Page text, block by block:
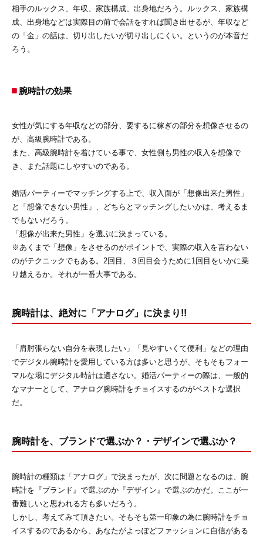
相手のルックス、年収、家族構成、出身地だろう。ルックス、家族構
成、出身地などは実際目の前で会話をすれば聞き出せるが、年収など
の「金」の話は、切り出したいが切り出しにくい。というのが本音だ
ろう。
腕時計の効果
女性が気にする年収などの部分、要するに稼ぎの部分を想像させるの
が、高級腕時計である。
また、高級腕時計を着けている事で、女性側も男性の収入を想像で
き、また話題にしやすいのである。
婚活パーティーでマッチングする上で、収入面が「想像出来た男性」
と「想像できない男性」、どちらとマッチングしたいかは、考えるま
でもないだろう。
「想像が出来た男性」を選ぶに決まっている。
※あくまで「想像」をさせるのがポイントで、実際の収入を言わない
のがテクニックでもある。2回目、３回目会うために1回目をいかに乗
り越えるか。それが一番大事である。
腕時計は、絶対に「アナログ」に決まり!!
「肩肘張らない自分を表現したい」「見やすいくて便利」などの理由
でデジタル腕時計を愛用している方は多いと思うが、そもそもフォー
マルな場にデジタル時計は適さない。婚活パーティーの際は、一般的
なマナーとして、アナログ腕時計をチョイスするのがベストな選択
だ。
腕時計を、ブランドで選ぶか？・デザインで選ぶか？
腕時計の種類は「アナログ」で決まったが、次に問題となるのは、腕
時計を『ブランド』で選ぶのか『デザイン』で選ぶのかだ。ここが一
番難しいと思われる方も多いだろう。
しかし、考えてみて頂きたい。そもそも第一印象の為に腕時計をチョ
イスするのであるから、あなたがよっぽどファッションに自信がある